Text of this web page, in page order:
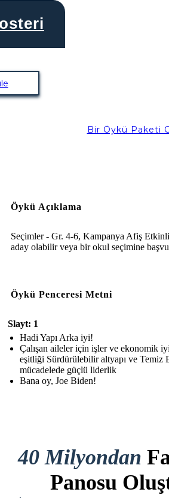
Bir Öykü Paketi
Öykü Açıklama
Seçimler - Gr. 4-6, Kampanya Afiş
aday olabilir veya bir okul seçimine
Öykü Penceresi Metni
Slayt: 1
Hadi Yapı Arka iyi!
Çalışan aileler için işler ve ekonomik
eşitliği Sürdürülebilir altyapı ve Temiz
mücadelede güçlü liderlik
Bana oy, Joe Biden!
40 Milyondan
Panosu